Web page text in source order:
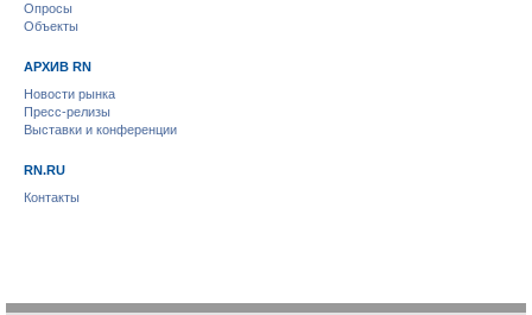
Опросы
Объекты
АРХИВ RN
Новости рынка
Пресс-релизы
Выставки и конференции
RN.RU
Контакты